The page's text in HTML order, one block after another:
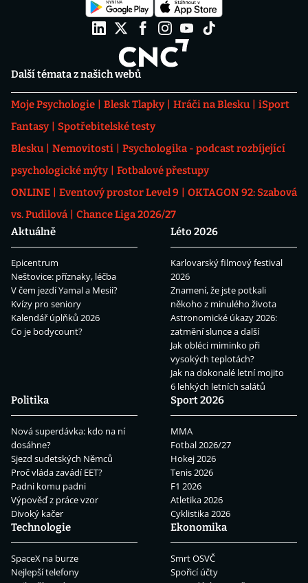
Další témata z našich webů
Moje Psychologie Blesk Tlapky Hráči na Blesku
iSport
Fantasy
Spotřebitelské testy
Blesku
Nemovitosti
Psychologika - podcast rozbíjející
psychologické mýty
Fotbalové přestupy
ONLINE
Eventový prostor Level 9
OKTAGON 92: Szabová
vs. Pudilová
Chance Liga 2026/27
Aktuálně
Epicentrum
Neštovice: příznaky, léčba
V čem jezdí Yamal a Mesii?
Kvízy pro seniory
Kalendář úplňků 2026
Co je bodycount?
Léto 2026
Karlovarský filmový festival
2026
Znamení, že jste potkali
někoho z minulého života
Astronomické úkazy 2026:
zatmění slunce a další
Jak obléci miminko při
vysokých teplotách?
Jak na dokonalé letní mojito
6 lehkých letních salátů
Politika
Nová superdávka: kdo na ní
dosáhne?
Sjezd sudetských Němců
Proč vláda zavádí EET?
Padni komu padni
Výpověď z práce vzor
Divoký kačer
Sport 2026
MMA
Fotbal 2026/27
Hokej 2026
Tenis 2026
F1 2026
Atletika 2026
Cyklistika 2026
Technologie
SpaceX na burze
Nejlepší telefony
Ekonomika
Smrt OSVČ
Spořicí účty